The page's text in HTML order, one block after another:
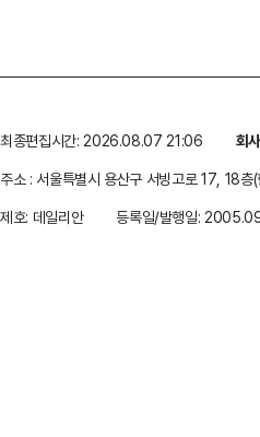
최종편집시간: 2026.08.07 21:06 회
주소 : 서울특별시 용산구 서빙고로 17, 18층
제호: 데일리안
등록일/발행일: